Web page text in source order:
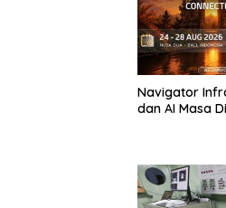
Navigator
dan AI Masa